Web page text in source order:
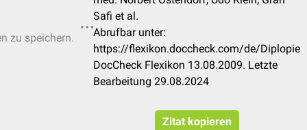
zu speichern.
Safi et al.
Abrufbar unter:
https://flexikon.doccheck.com/de/Diplopie
DocCheck Flexikon 13.08.2009. Letzte
Bearbeitung 29.08.2024
Zitat kopieren